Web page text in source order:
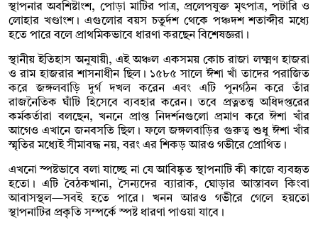
স্থাপনার অবশিষ্টাংশ, পোড়া মাটির পাত্র, প্রলেপযুক্ত মৃৎপাত্র, পটারি ও
লোহার খণ্ডাংশ। এগুলোর বয়স চতুর্দশ থেকে পঞ্চদশ শতাব্দীর মধ্যে
হতে পারে বলে প্রাথমিকভাবে ধারণা করছেন বিশেষজ্ঞরা।
স্থানীয় ইতিহাস অনুযায়ী, এই অঞ্চল একসময় কোচ রাজা লক্ষ্মণ হাজরা
ও রাম হাজরার শাসনাধীন ছিল। ১৫৮৫ সালে ঈশা খাঁ তাদের পরাজিত
করে জঙ্গলবাড়ি দুর্গ দখল করেন এবং এটি পুনর্গঠন করে তাঁর
রাজনৈতিক ঘাঁটি হিসেবে ব্যবহার করেন। তবে প্রত্নতত্ত্ব অধিদপ্তরের
কর্মকর্তারা বলছেন, খননে প্রাপ্ত নিদর্শনগুলো প্রমাণ করে ঈশা খাঁর
আগেও এখানে জনবসতি ছিল। ফলে জঙ্গলবাড়ির গুরুত্ব শুধু ঈশা খাঁর
স্মৃতির মধ্যেই সীমাবদ্ধ নয়, বরং এর শিকড় আরও গভীরে প্রোথিত।
এখনো স্পষ্টভাবে বলা যাচ্ছে না যে আবিষ্কৃত স্থাপনাটি কী কাজে ব্যবহৃত
হতো। এটি বৈঠকখানা, সৈন্যদের ব্যারাক, ঘোড়ার আস্তাবল কিংবা
আবাসস্থল—সবই হতে পারে। খনন আরও গভীরে গেলে হয়তো
স্থাপনাটির প্রকৃতি সম্পর্কে স্পষ্ট ধারণা পাওয়া যাবে।